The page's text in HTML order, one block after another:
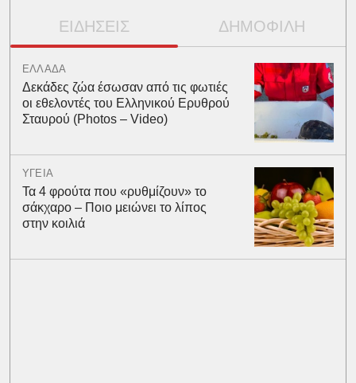
ΕΙΔΗΣΕΙΣ ΔΗΜΟΦΙΛΗ
ΕΛΛΑΔΑ
Δεκάδες ζώα έσωσαν από τις φωτιές
οι εθελοντές του Ελληνικού Ερυθρού
Σταυρού (Photos – Video)
ΥΓΕΙΑ
Τα 4 φρούτα που «ρυθμίζουν» το
σάκχαρο – Ποιο μειώνει το λίπος
στην κοιλιά